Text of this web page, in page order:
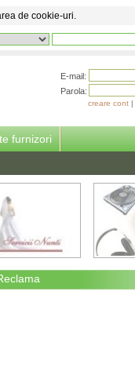
de cookie-uri.
E-mail:
Parola:
creare cont |
furnizori